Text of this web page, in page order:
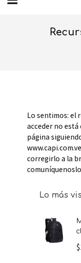
Lo sentimos: el
acceder no está
página
corregirlo a la
Lo más
mochila /